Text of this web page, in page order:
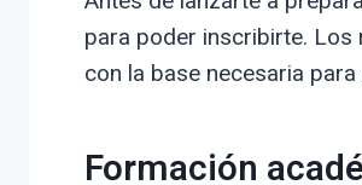
para poder inscribirte.
con la base necesaria
Formación